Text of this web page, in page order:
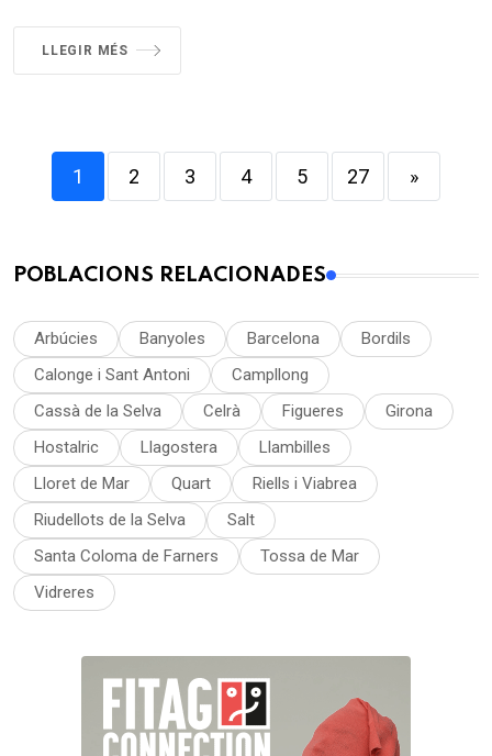
LLEGIR MÉS
1 2 3 4 5 27 »
POBLACIONS RELACIONADES
Arbúcies Banyoles Barcelona
Bordils
Calonge i Sant Antoni
Campllong
Cassà de la Selva
Celrà Figueres
Girona
Hostalric
Llagostera
Llambilles
Lloret de Mar
Quart
Riells i Viabrea
Riudellots de la Selva
Salt
Santa Coloma de Farners
Tossa de Mar
Vidreres